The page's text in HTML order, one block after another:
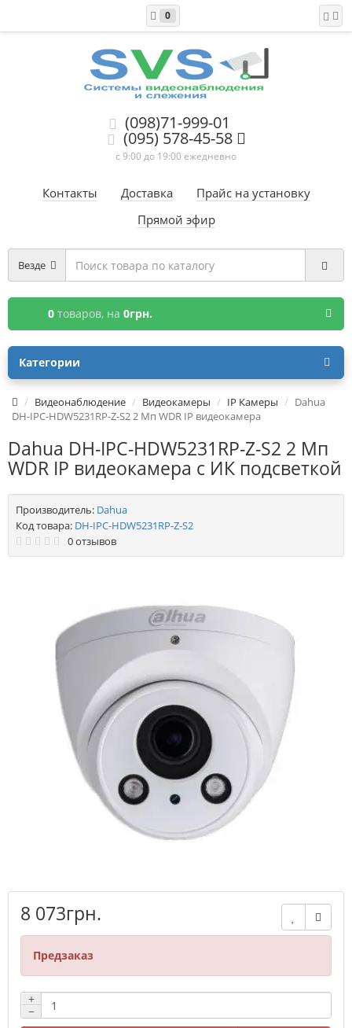
0
(098)71-999-01
(095) 578-45-58
с 9:00 до 19:00 ежедневно
Контакты Доставка
Прайс на установку
Прямой эфир
Везде
0 товаров, на 0грн.
Категории
Видеонаблюдение Видеокамеры IP Камеры
Dahua
DH-IPC-HDW5231RP-Z-S2 2 Mп WDR IP видеокамера
Dahua DH-IPC-HDW5231RP-Z-S2 2 Mп
WDR IP видеокамера с ИК подсветкой
Производитель: Dahua
Код товара: DH-IPC-HDW5231RP-Z-S2
0 отзывов
8 073грн.
Предзаказ
+
−